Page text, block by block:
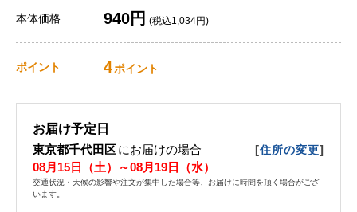
本体価格 940円 (税込1,034円)
ポイント 4ポイント
お届け予定日
東京都千代田区にお届けの場合 [住所の変更]
08月15日（土）～08月19日（水）
交通状況・天候の影響や注文が集中した場合等、お届けに時間を頂く場合がござ
います。